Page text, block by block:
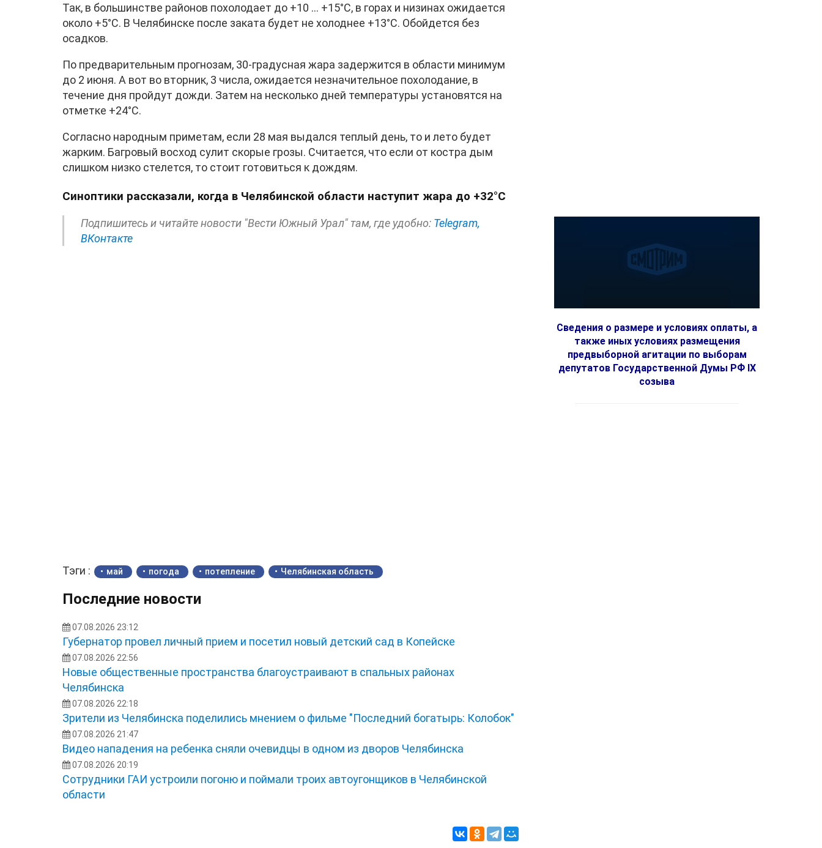
Так, в большинстве районов похолодает до +10 … +15°C, в горах и низинах ожидается
около +5°C. В Челябинске после заката будет не холоднее +13°C. Обойдется без
осадков.
По предварительным прогнозам, 30-градусная жара задержится в области минимум
до 2 июня. А вот во вторник, 3 числа, ожидается незначительное похолодание, в
течение дня пройдут дожди. Затем на несколько дней температуры установятся на
отметке +24°C.
Согласно народным приметам, если 28 мая выдался теплый день, то и лето будет
жарким. Багровый восход сулит скорые грозы. Считается, что если от костра дым
слишком низко стелется, то стоит готовиться к дождям.
Синоптики рассказали, когда в Челябинской области наступит жара до +32°C
Подпишитесь и читайте новости "Вести Южный Урал" там, где удобно: Telegram,
ВКонтакте
Тэги : май погода потепление Челябинская область
Последние новости
07.08.2026 23:12
Губернатор провел личный прием и посетил новый детский сад в Копейске
07.08.2026 22:56
Новые общественные пространства благоустраивают в спальных районах
Челябинска
07.08.2026 22:18
Зрители из Челябинска поделились мнением о фильме "Последний богатырь: Колобок"
07.08.2026 21:47
Видео нападения на ребенка сняли очевидцы в одном из дворов Челябинска
07.08.2026 20:19
Сотрудники ГАИ устроили погоню и поймали троих автоугонщиков в Челябинской
области
Сведения о размере и условиях оплаты, а
также иных условиях размещения
предвыборной агитации по выборам
депутатов Государственной Думы РФ IX
созыва